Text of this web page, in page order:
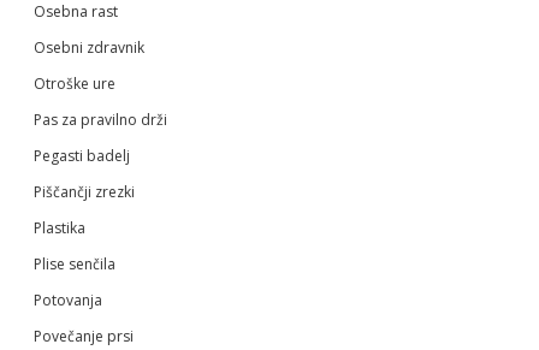
Osebna rast
Osebni zdravnik
Otroške ure
Pas za pravilno drži
Pegasti badelj
Piščančji zrezki
Plastika
Plise senčila
Potovanja
Povečanje prsi